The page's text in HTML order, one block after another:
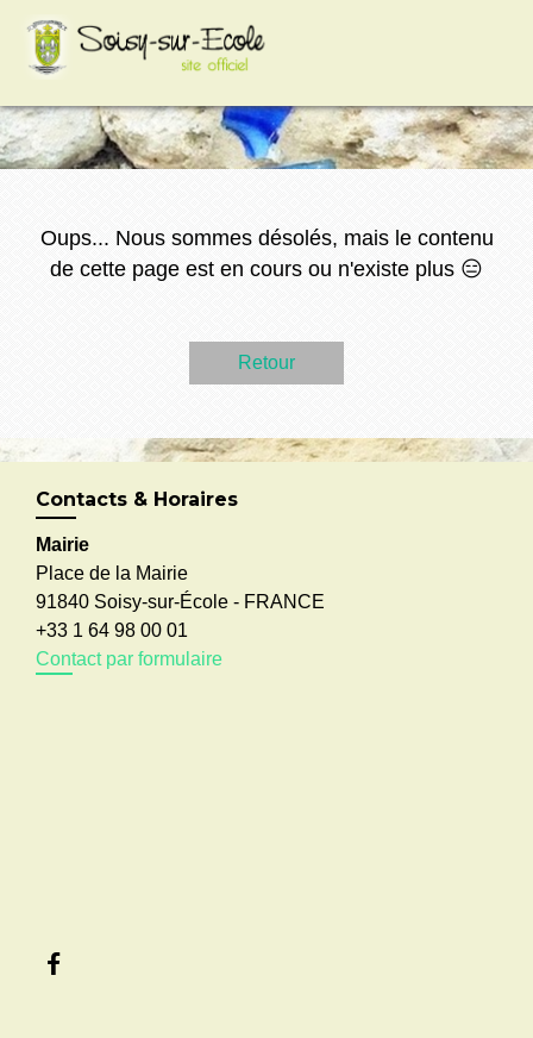
google-site-
Oups... Nous sommes désolés, mais le contenu
de cette page est en cours ou n'existe plus 😑
Retour
Contacts & Horaires
Mairie
Place de la Mairie
91840 Soisy-sur-École - FRANCE
+33 1 64 98 00 01
Contact par formulaire